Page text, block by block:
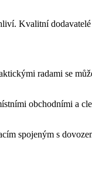
Kvalitní
radami se
obchodními a
spojeným s